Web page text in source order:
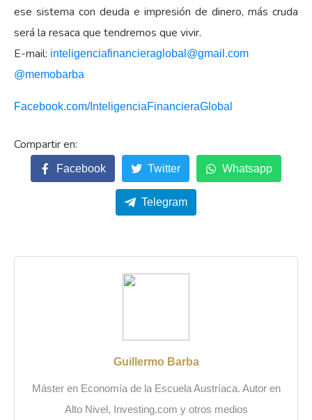
ese sistema con deuda e impresión de dinero, más cruda
será la resaca que tendremos que vivir.
E-mail: inteligenciafinancieraglobal@gmail.com
@memobarba
Facebook.com/InteligenciaFinancieraGlobal
Facebook Twitter Whatsapp
Telegram
Guillermo Barba
Máster en Economía de la Escuela Austríaca. Autor en
Alto Nivel, Investing.com y otros medios